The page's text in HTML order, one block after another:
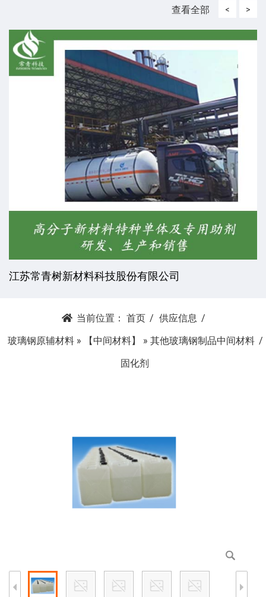
查看全部 <
江苏常青树新材料科技股份有限公司
>
当前位置： 首页
供应信息
玻璃钢原辅材料» 【中间材料】 » 其他玻璃钢制品中间材料
固化剂